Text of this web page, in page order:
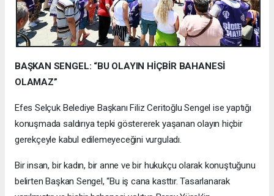
BAŞKAN SENGEL: “BU OLAYIN HİÇBİR BAHANESİ
OLAMAZ”
Efes Selçuk Belediye Başkanı Filiz Ceritoğlu Sengel ise yaptığı
konuşmada saldırıya tepki göstererek yaşanan olayın hiçbir
gerekçeyle kabul edilemeyeceğini vurguladı.
Bir insan, bir kadın, bir anne ve bir hukukçu olarak konuştuğunu
belirten Başkan Sengel, “Bu iş cana kasttır. Tasarlanarak